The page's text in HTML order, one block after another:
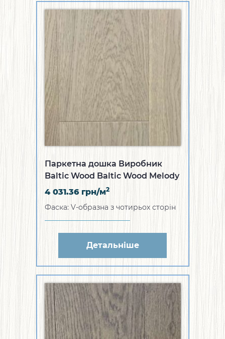
Паркетна дошка Виробник
Baltic Wood Baltic Wood Melody
Collection Дуб Salvador 1R (WZ-
4 031.36 грн/м2
Фаска: V-образна з чотирьох сторін
Детальніше